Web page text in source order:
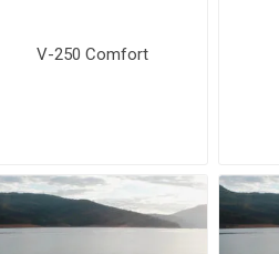
V-250 Comfort